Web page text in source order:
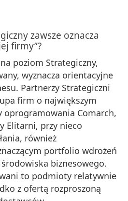
zawsze oznacza
firmy”?
poziom Strategiczny,
wyznacza orientacyjne
Partnerzy Strategiczni
firm o największym
oprogramowania Comarch,
Elitarni, przy nieco
również
portfolio wdrożeń
biznesowego.
to podmioty relatywnie
z ofertą rozproszoną